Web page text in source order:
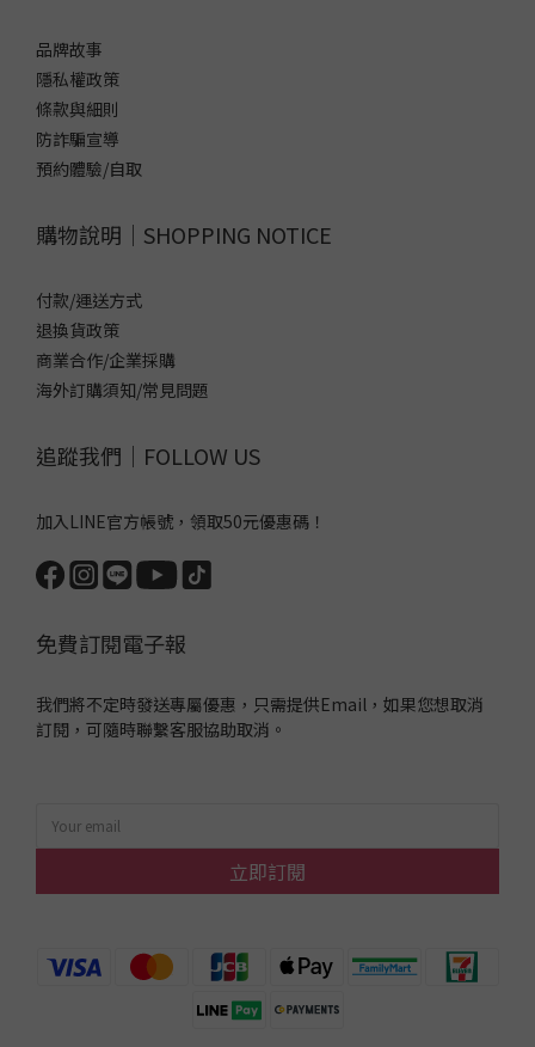
品牌故事
隱私權政策
條款與細則
防詐騙宣導
預約體驗/自取
購物說明｜SHOPPING NOTICE
付款/運送方式
退換貨政策
商業合作/企業採購
海外訂購須知/常見問題
追蹤我們｜FOLLOW US
加入LINE官方帳號，領取50元優惠碼！
免費訂閱電子報
我們將不定時發送專屬優惠，只需提供Email，如果您想取消
訂閱，可隨時聯繫客服協助取消。
立即訂閱